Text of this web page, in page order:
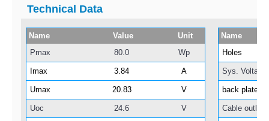
Technical Data
Name Value
Unit
Pmax
80.0 Wp
Imax 3.84 A
Umax 20.83 V
Uoc 24.6 V
Name
Holes
Sys. Voltage
back plate
Cable outlet